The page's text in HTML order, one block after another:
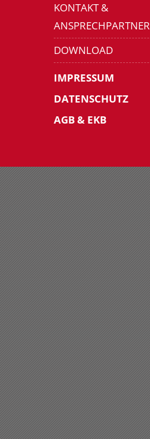
KONTAKT &
ANSPRECHPARTNER
DOWNLOAD
IMPRESSUM
DATENSCHUTZ
AGB & EKB